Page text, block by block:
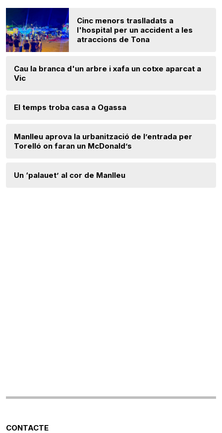
Cinc menors traslladats a
l'hospital per un accident a les
atraccions de Tona
Cau la branca d'un arbre i xafa un cotxe aparcat a
Vic
El temps troba casa a Ogassa
Manlleu aprova la urbanització de l’entrada per
Torelló on faran un McDonald’s
Un ‘palauet’ al cor de Manlleu
CONTACTE